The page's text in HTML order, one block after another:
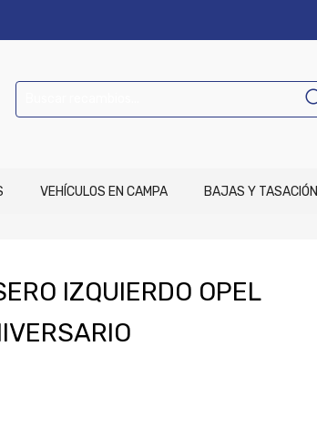
VEHÍCULOS EN CAMPA BAJAS Y TASACIÓN
IZQUIERDO OPEL